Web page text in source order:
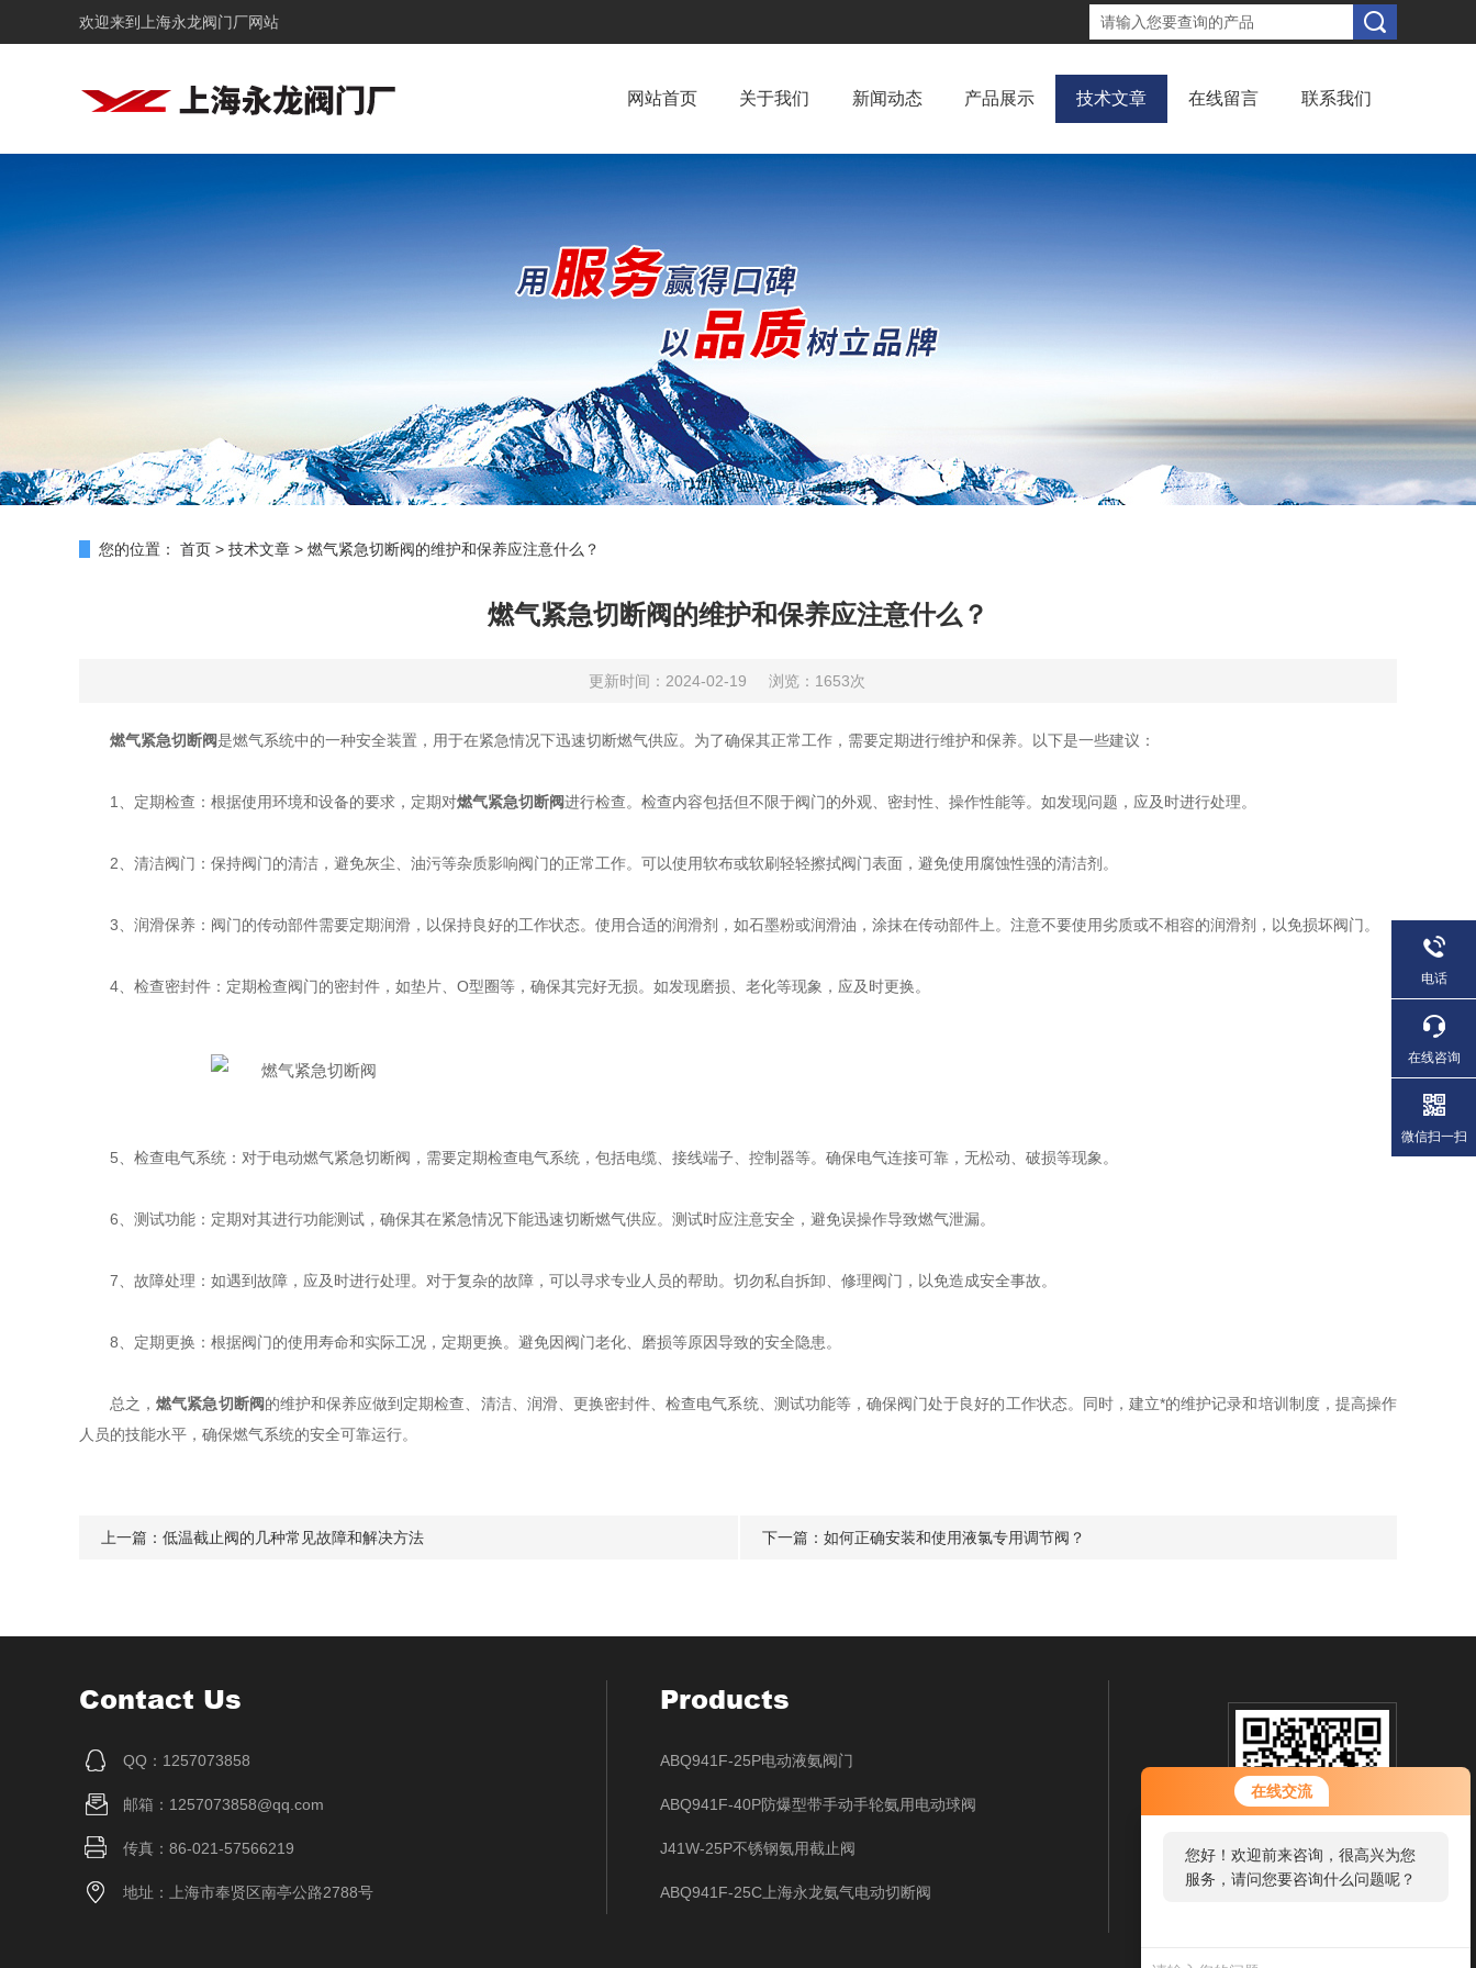
在线交流
您好！欢迎前来咨询，很高兴为您
服务，请问您要咨询什么问题呢？
欢迎来到 上海永龙阀门厂网站
网站首页 关于我们 新闻动态 产品展示 技术文章 在线留言 联系我们
您的位置： 首页 > 技术文章 > 燃气紧急切断阀的维护和保养应注意什么？
燃气紧急切断阀的维护和保养应注意什么？
更新时间：2024-02-19 浏览：1653次
燃气紧急切断阀是燃气系统中的一种安全装置，用于在紧急情况下迅速切断燃气供应。为了确保其正常工作，需要定期进行维护和保养。以下是一些建议：
1、定期检查：根据使用环境和设备的要求，定期对燃气紧急切断阀进行检查。检查内容包括但不限于阀门的外观、密封性、操作性能等。如发现问题，应及时进行处理。
2、清洁阀门：保持阀门的清洁，避免灰尘、油污等杂质影响阀门的正常工作。可以使用软布或软刷轻轻擦拭阀门表面，避免使用腐蚀性强的清洁剂。
3、润滑保养：阀门的传动部件需要定期润滑，以保持良好的工作状态。使用合适的润滑剂，如石墨粉或润滑油，涂抹在传动部件上。注意不要使用劣质或不相容的润滑剂，以免损坏阀门。
4、检查密封件：定期检查阀门的密封件，如垫片、O型圈等，确保其完好无损。如发现磨损、老化等现象，应及时更换。
5、检查电气系统：对于电动燃气紧急切断阀，需要定期检查电气系统，包括电缆、接线端子、控制器等。确保电气连接可靠，无松动、破损等现象。
6、测试功能：定期对其进行功能测试，确保其在紧急情况下能迅速切断燃气供应。测试时应注意安全，避免误操作导致燃气泄漏。
7、故障处理：如遇到故障，应及时进行处理。对于复杂的故障，可以寻求专业人员的帮助。切勿私自拆卸、修理阀门，以免造成安全事故。
8、定期更换：根据阀门的使用寿命和实际工况，定期更换。避免因阀门老化、磨损等原因导致的安全隐患。
总之，燃气紧急切断阀的维护和保养应做到定期检查、清洁、润滑、更换密封件、检查电气系统、测试功能等，确保阀门处于良好的工作状态。同时，建立*的维护记录和培训制度，提高操作
人员的技能水平，确保燃气系统的安全可靠运行。
上一篇： 低温截止阀的几种常见故障和解决方法 下一篇： 如何正确安装和使用液氯专用调节阀？
Contact Us
QQ：1257073858
邮箱：1257073858@qq.com
传真：86-021-57566219
地址：上海市奉贤区南亭公路2788号
Products
ABQ941F-25P电动液氨阀门
ABQ941F-40P防爆型带手动手轮氨用电动球阀
J41W-25P不锈钢氨用截止阀
ABQ941F-25C上海永龙氨气电动切断阀 扫一扫 微信咨询
电话
在线咨询
微信扫一扫